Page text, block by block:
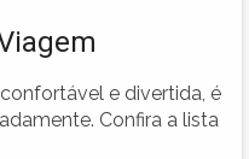
e divertida, é
Confira a lista